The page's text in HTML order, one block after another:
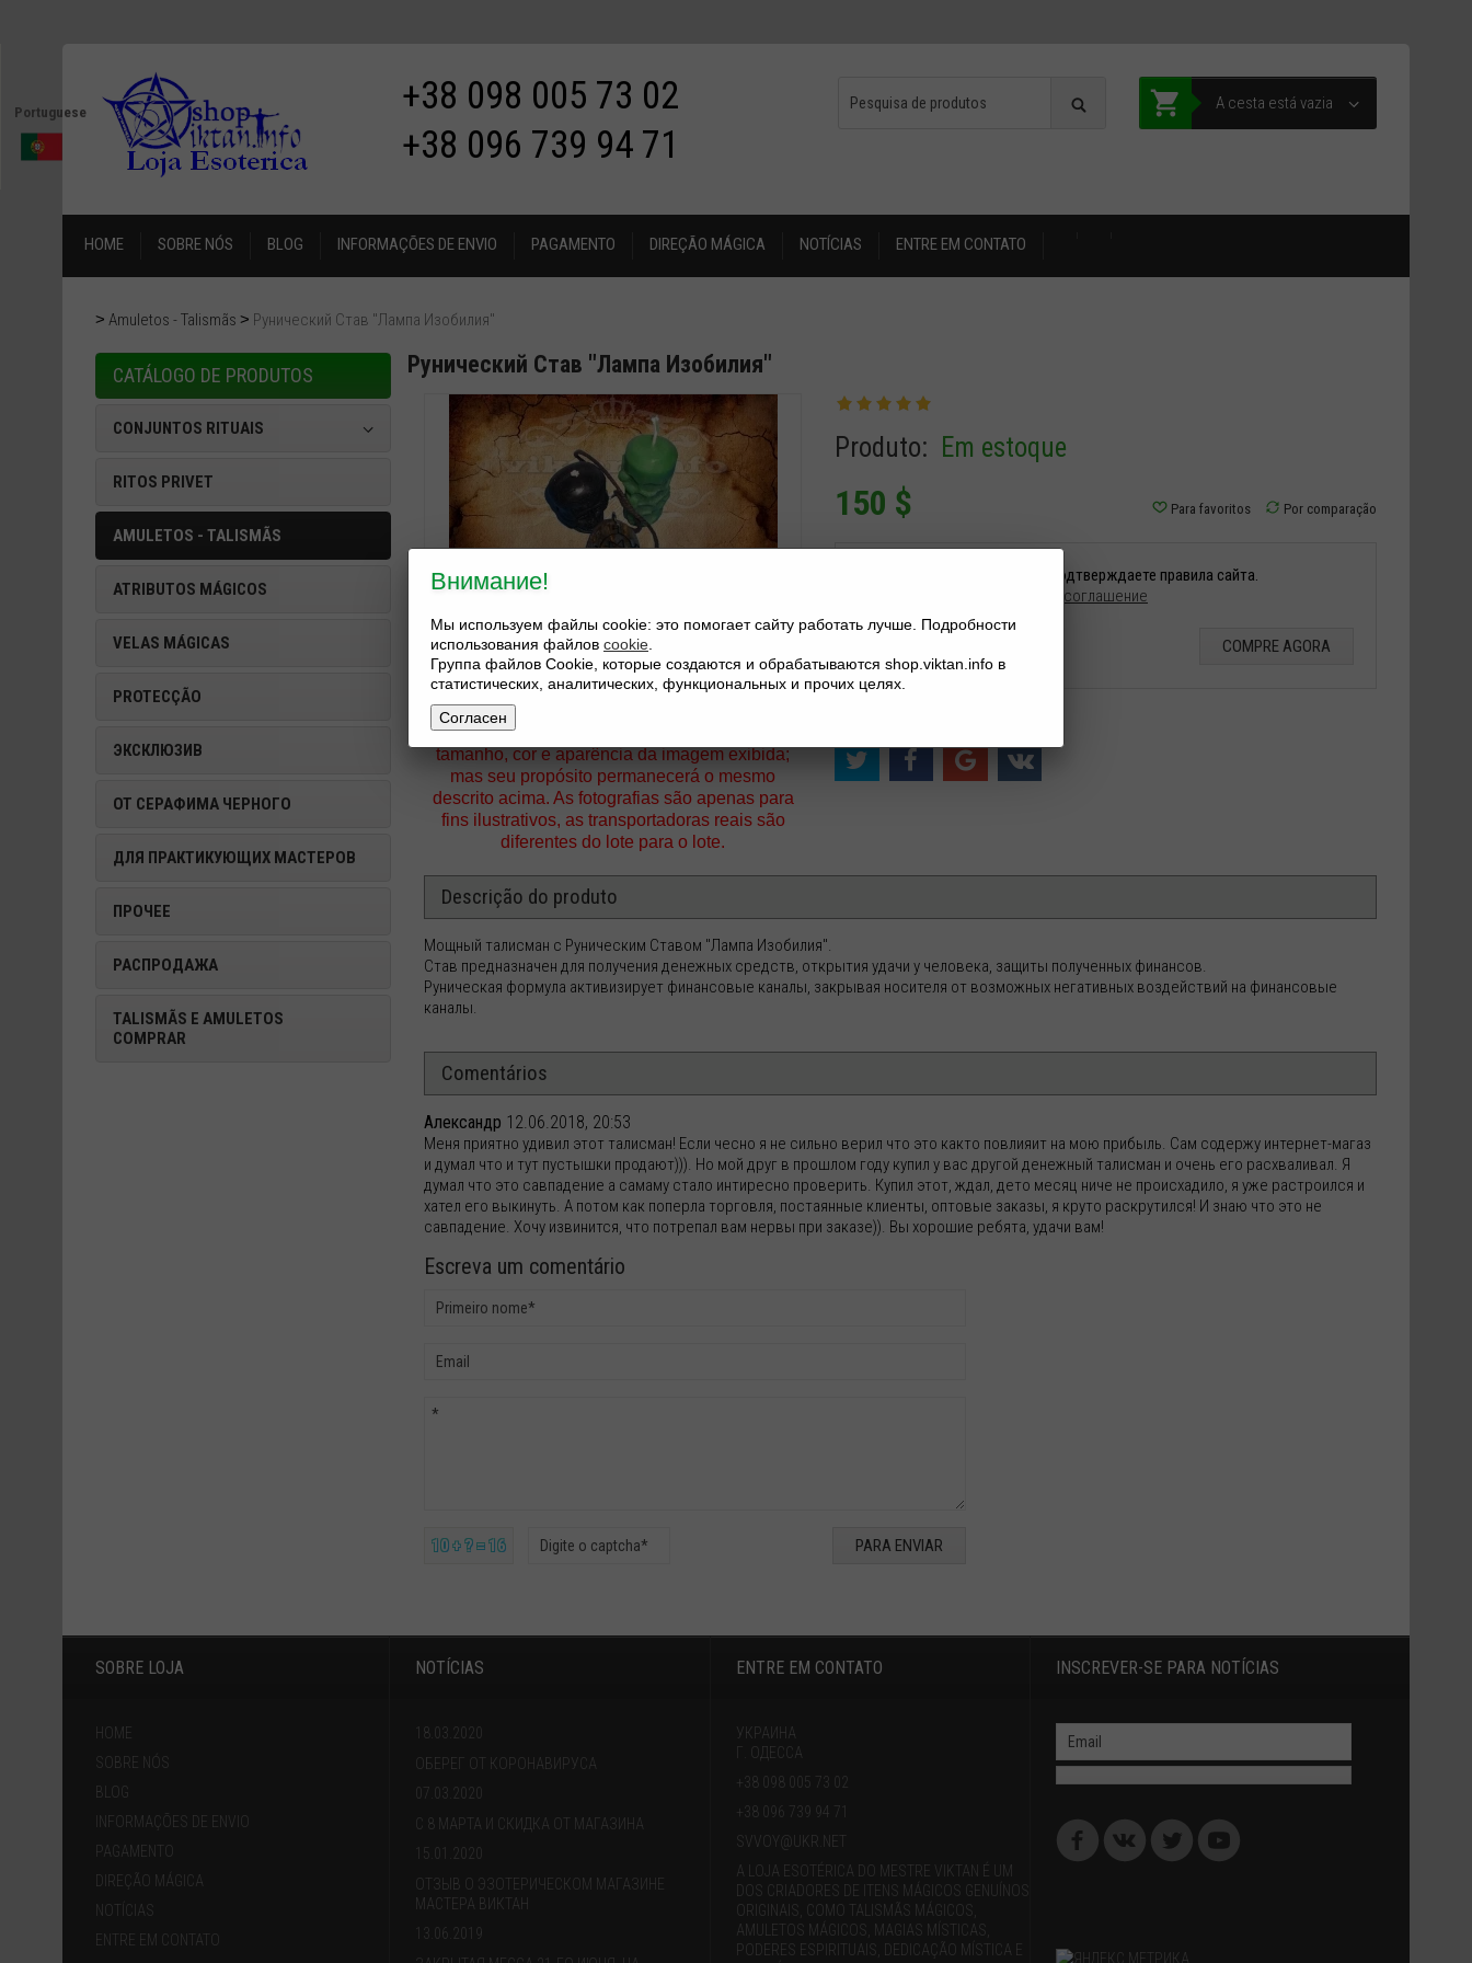
Portuguese
+38 098 005 73 02
+38 096 739 94 71
A cesta está vazia
HOME SOBRE NÓS BLOG INFORMAÇÕES DE ENVIO PAGAMENTO DIREÇÃO MÁGICA NOTÍCIAS ENTRE EM CONTATO
Amuletos - Talismãs Рунический Став "Лампа Изобилия"
CATÁLOGO DE PRODUTOS
CONJUNTOS RITUAIS
RITOS PRIVET
AMULETOS - TALISMÃS
ATRIBUTOS MÁGICOS
VELAS MÁGICAS
PROTECÇÃO
ЭКСКЛЮЗИВ
ОТ СЕРАФИМА ЧЕРНОГО
ДЛЯ ПРАКТИКУЮЩИХ МАСТЕРОВ
ПРОЧЕЕ
РАСПРОДАЖА
TALISMÃS E AMULETOS
COMPRAR
Рунический Став "Лампа Изобилия"
Nota: Os elementos de pedido podem diferir em
tamanho, cor e aparência da imagem exibida;
mas seu propósito permanecerá o mesmo
descrito acima. As fotografias são apenas para
fins ilustrativos, as transportadoras reais são
diferentes do lote para o lote.
Produto: Em estoque
150 $
Нажимая конопку купить вы подтверждаете правила сайта.
Пользовательское соглашение
COMPRE AGORA
Descrição do produto
Мощный талисман с Руническим Ставом "Лампа Изобилия".
Став предназначен для получения денежных средств, открытия удачи у человека, защиты полученных финансов.
Руническая формула активизирует финансовые каналы, закрывая носителя от возможных негативных воздействий на финансовые
каналы.
Comentários
Александр 12.06.2018, 20:53
Меня приятно удивил этот талисман! Если чесно я не сильно верил что это както повлияит на мою прибыль. Сам содержу интернет-магаз
и думал что и тут пустышки продают))). Но мой друг в прошлом году купил у вас другой денежный талисман и очень его расхваливал. Я
думал что это савпадение а самаму стало интиресно проверить. Купил этот, ждал, дето месяц ниче не происхадило, я уже растроился и
хател его выкинуть. А потом как поперла торговля, постаянные клиенты, оптовые заказы, я круто раскрутился! И знаю что это не
савпадение. Хочу извинится, что потрепал вам нервы при заказе)). Вы хорошие ребята, удачи вам!
Escreva um comentário
10 + ? = 16
SOBRE LOJA
SOBRE NÓS
BLOG
INFORMAÇÕES DE ENVIO
PAGAMENTO
DIREÇÃO MÁGICA
NOTÍCIAS
ENTRE EM CONTATO
NOTÍCIAS
18.03.2020
ОБЕРЕГ ОТ КОРОНАВИРУСА
07.03.2020
С 8 МАРТА И СКИДКА ОТ МАГАЗИНА
ОТЗЫВ О ЭЗОТЕРИЧЕСКОМ МАГАЗИНЕ
МАСТЕРА ВИКТАН
13.06.2019
ENTRE EM CONTATO
УКРАИНА
Г. ОДЕССА
+38 098 005 73 02
+38 096 739 94 71
SVVOY@UKR.NET
A LOJA ESOTÉRICA DO MESTRE VIKTAN É UM
DOS CRIADORES DE ITENS MÁGICOS GENUÍNOS
ORIGINAIS, COMO TALISMÃS MÁGICOS,
AMULETOS MÁGICOS, MAGIAS MÍSTICAS,
PODERES ESPIRITUAIS, DEDICAÇÃO MÍSTICA E
INSCREVER-SE PARA NOTÍCIAS
Внимание!
Мы используем файлы cookie: это помогает сайту работать лучше. Подробности
использования файлов cookie
Группа файлов Cookie, которые создаются и обрабатываются shop.viktan.info в
статистических, аналитических, функциональных и прочих целях.
Согласен